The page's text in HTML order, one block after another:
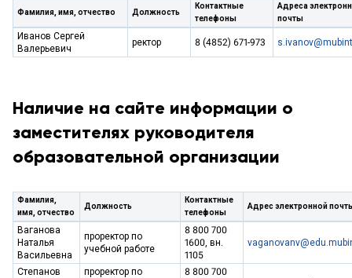
Фамилия, имя, отчество Должность
Контактные
телефоны
Адреса
почты
Иванов Сергей
Валерьевич
ректор 8 (4852) 671-973
Наличие на сайте информации о
заместителях руководителя
образовательной организации
Фамилия,
имя, отчество
Должность
Контактные
телефоны
Адрес электронной
Ваганова
Наталья
Васильевна
проректор по
учебной работе
8 800 700
1600, вн.
1105
Степанов
проректор по
8 800 700